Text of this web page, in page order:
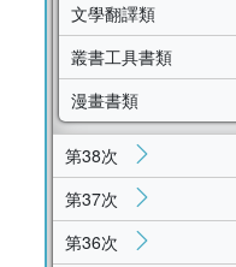
文學翻譯類
叢書工具書類
漫畫書類
第38次
第37次
第36次